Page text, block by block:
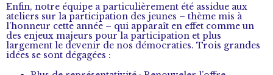
Enfin, notre équipe a particulièrement été assidue aux
ateliers sur la participation des jeunes – thème mis à
l’honneur cette année – qui apparaît en effet comme un
des enjeux majeurs pour la participation et plus
largement le devenir de nos démocraties. Trois grandes
idées se sont dégagées :